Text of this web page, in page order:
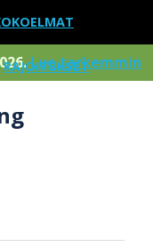
RAJOITUKSET
Lue tarkemmin